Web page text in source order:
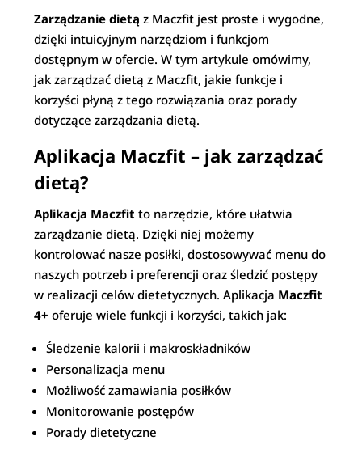
Zarządzanie dietą z Maczfit jest proste i wygodne,
dzięki intuicyjnym narzędziom i funkcjom
dostępnym w ofercie. W tym artykule omówimy,
jak zarządzać dietą z Maczfit, jakie funkcje i
korzyści płyną z tego rozwiązania oraz porady
dotyczące zarządzania dietą.
Aplikacja Maczfit – jak zarządzać
dietą?
Aplikacja Maczfit to narzędzie, które ułatwia
zarządzanie dietą. Dzięki niej możemy
kontrolować nasze posiłki, dostosowywać menu do
naszych potrzeb i preferencji oraz śledzić postępy
w realizacji celów dietetycznych. Aplikacja Maczfit
4+ oferuje wiele funkcji i korzyści, takich jak:
Śledzenie kalorii i makroskładników
Personalizacja menu
Możliwość zamawiania posiłków
Monitorowanie postępów
Porady dietetyczne